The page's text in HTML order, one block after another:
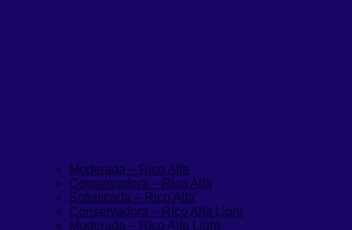
Moderada – Rico Alfa
Conservadora – Rico Alfa
Sofisticada – Rico Alfa
Conservadora – Rico Alfa Light
Moderada – Rico Alfa Light